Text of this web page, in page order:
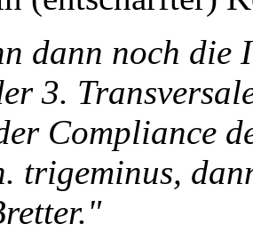
dann noch die
3.
Compliance
trigeminus,